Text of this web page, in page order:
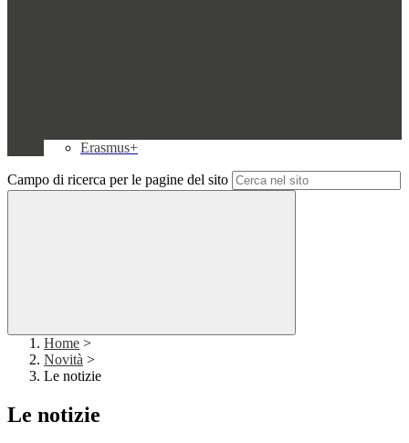
Erasmus+
Campo di ricerca per le pagine del sito
Home >
Novità >
Le notizie
Le notizie